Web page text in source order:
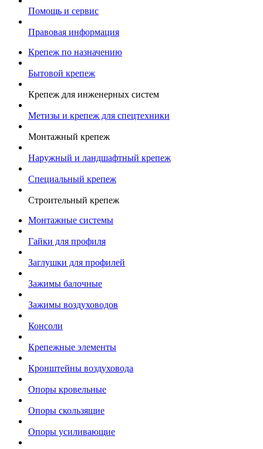
Помощь и сервис
Правовая информация
Крепеж по назначению
Бытовой крепеж
Крепеж для инженерных систем
Метизы и крепеж для спецтехники
Монтажный крепеж
Наружный и ландшафтный крепеж
Специальный крепеж
Строительный крепеж
Монтажные системы
Гайки для профиля
Заглушки для профилей
Зажимы балочные
Зажимы воздуховодов
Консоли
Крепежные элементы
Кронштейны воздуховода
Опоры кровельные
Опоры скользящие
Опоры усиливающие